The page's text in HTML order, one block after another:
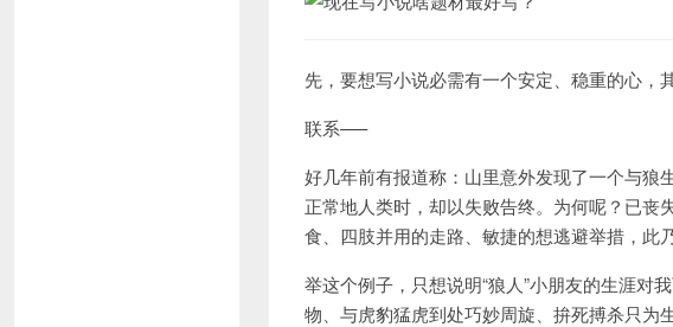
先，要想写小说必需有一个安定、稳重的心，
联系—–
好几年前有报道称：山里意外发现了一个与狼
正常地人类时，却以失败告终。为何呢？已
食、四肢并用的走路、敏捷的想逃避举措，此
举这个例子，只想说明“狼人”小朋友的生涯对
物、与虎豹猛虎到处巧妙周旋、拚死搏杀只为